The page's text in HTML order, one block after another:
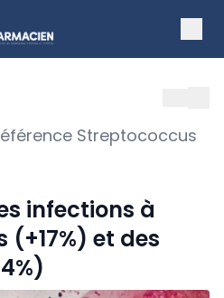
Streptococcus
infections à
et des